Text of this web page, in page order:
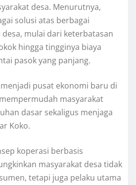
desa. Menurutnya,
solusi atas berbagai
mulai dari keterbatasan
hingga tingginya biaya
pasok yang panjang.
pusat ekonomi baru di
masyarakat
dasar sekaligus menjaga
Koko.
koperasi berbasis
masyarakat desa tidak
tetapi juga pelaku utama